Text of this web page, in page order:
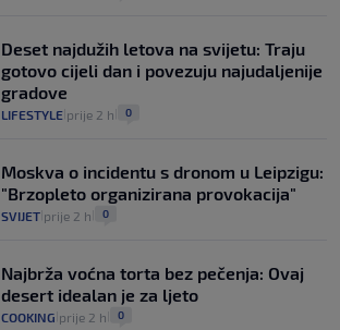
Deset najdužih letova na svijetu: Traju
gotovo cijeli dan i povezuju najudaljenije
gradove
LIFESTYLE prije 2 h 0
Moskva o incidentu s dronom u Leipzigu:
"Brzopleto organizirana provokacija"
SVIJET prije 2 h 0
Najbrža voćna torta bez pečenja: Ovaj
desert idealan je za ljeto
COOKING prije 2 h 0